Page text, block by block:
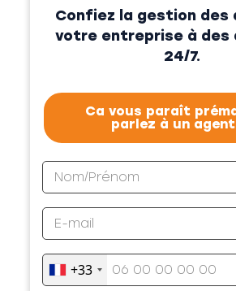
Confiez la gestion des
votre entreprise à des
24/7.
Ca vous paraît
parlez à un
+33